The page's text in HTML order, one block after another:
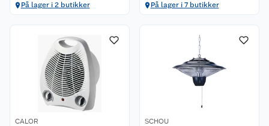
På lager i 2 butikker På lager i 7 butikker
CALOR SCHOU